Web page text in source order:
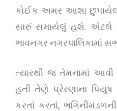
કોઈક અમર આશા
સારું સમાયેલું હશે. એટલે
ભાવનગર નગરપાલિકામાં
ત્યારથી જ તેમનામાં
હતી તેણે પ્રેરણાના પિયુષ
કરતાં કરતાં,